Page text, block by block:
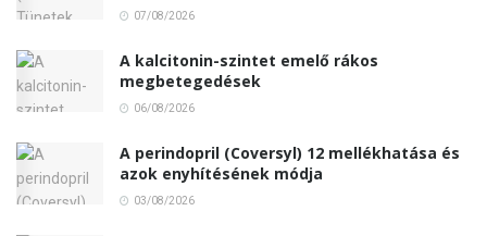
07/08/2026
A kalcitonin-szintet emelő rákos
megbetegedések
06/08/2026
A perindopril (Coversyl) 12 mellékhatása és
azok enyhítésének módja
03/08/2026